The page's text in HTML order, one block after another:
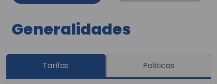
Generalidades
Tarifas Politicas